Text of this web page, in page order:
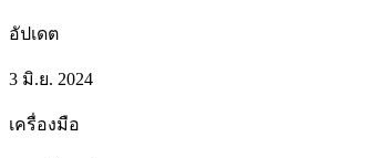
อัปเดต
3 มิ.ย. 2024
เครื่องมือ